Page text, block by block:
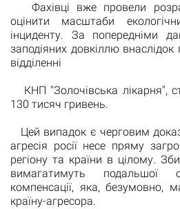
Фахівці вже провели
оцінити масштаби
інциденту. За попередніми
заподіяних довкіллю
відділенні
КНП "Золочівська лікарня",
130 тисяч гривень.
Цей випадок є черговим
агресія росії несе пряму
регіону та країни в цілому.
вимагатимуть подальшої
компенсації, яка, безумовно,
країну-агресора.